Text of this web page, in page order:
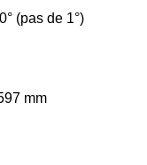
(pas de 1°)
mm